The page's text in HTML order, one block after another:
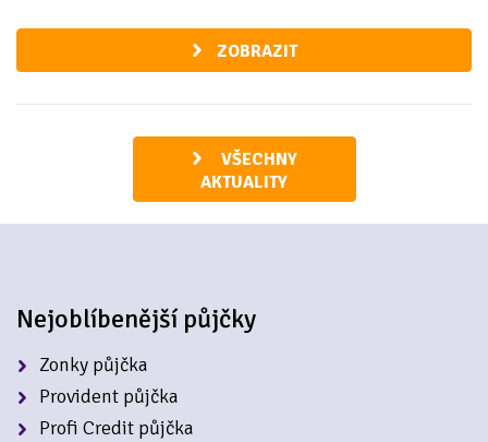
ZOBRAZIT
VŠECHNY
AKTUALITY
Nejoblíbenější půjčky
Zonky půjčka
Provident půjčka
Profi Credit půjčka